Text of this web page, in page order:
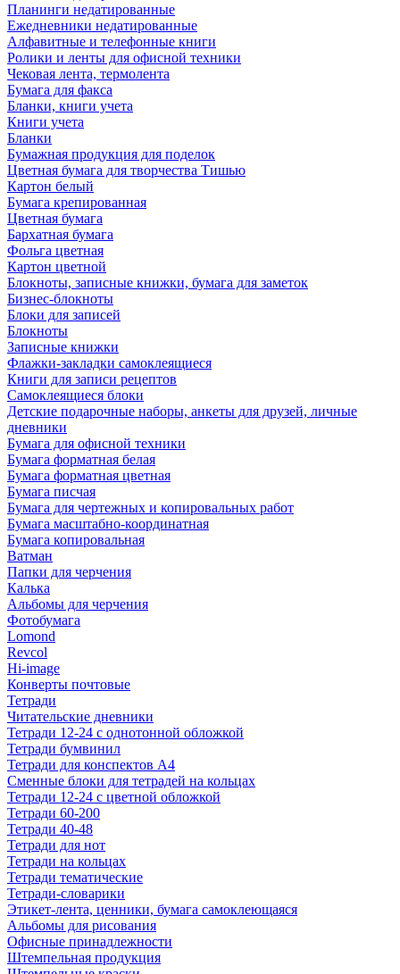
Планинги недатированные
Ежедневники недатированные
Алфавитные и телефонные книги
Ролики и ленты для офисной техники
Чековая лента, термолента
Бумага для факса
Бланки, книги учета
Книги учета
Бланки
Бумажная продукция для поделок
Цветная бумага для творчества Тишью
Картон белый
Бумага крепированная
Цветная бумага
Бархатная бумага
Фольга цветная
Картон цветной
Блокноты, записные книжки, бумага для заметок
Бизнес-блокноты
Блоки для записей
Блокноты
Записные книжки
Флажки-закладки самоклеящиеся
Книги для записи рецептов
Самоклеящиеся блоки
Детские подарочные наборы, анкеты для друзей, личные
дневники
Бумага для офисной техники
Бумага форматная белая
Бумага форматная цветная
Бумага писчая
Бумага для чертежных и копировальных работ
Бумага масштабно-координатная
Бумага копировальная
Ватман
Папки для черчения
Калька
Альбомы для черчения
Фотобумага
Lomond
Revcol
Hi-image
Конверты почтовые
Тетради
Читательские дневники
Тетради 12-24 с однотонной обложкой
Тетради бумвинил
Тетради для конспектов А4
Сменные блоки для тетрадей на кольцах
Тетради 12-24 с цветной обложкой
Тетради 60-200
Тетради 40-48
Тетради для нот
Тетради на кольцах
Тетради тематические
Тетради-словарики
Этикет-лента, ценники, бумага самоклеющаяся
Альбомы для рисования
Офисные принадлежности
Штемпельная продукция